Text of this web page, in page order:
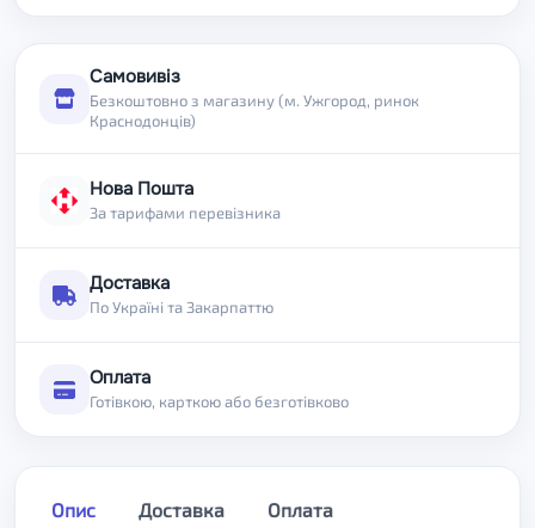
Самовивіз
Безкоштовно з магазину (м. Ужгород, ринок
Краснодонців)
Нова Пошта
За тарифами перевізника
Доставка
По Україні та Закарпаттю
Оплата
Готівкою, карткою або безготівково
Опис Доставка Оплата